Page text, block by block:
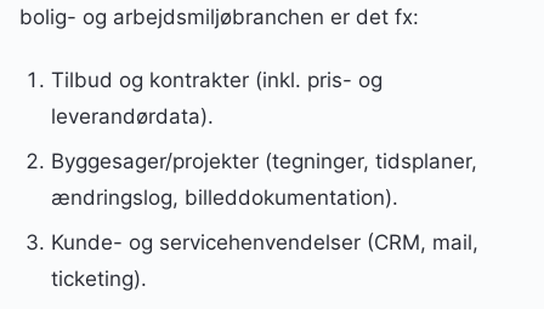
bolig- og arbejdsmiljøbranchen er det fx:
Tilbud og kontrakter (inkl. pris- og
leverandørdata).
Byggesager/projekter (tegninger, tidsplaner,
ændringslog, billeddokumentation).
Kunde- og servicehenvendelser (CRM, mail,
ticketing).